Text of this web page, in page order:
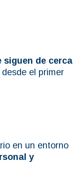
siguen de cerca
el primer
en un entorno
y